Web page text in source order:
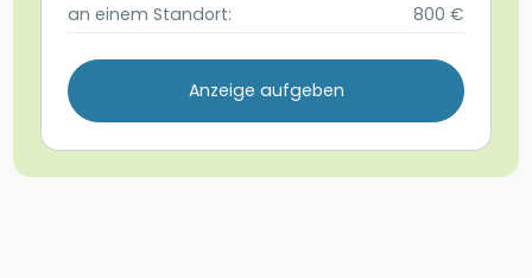
an einem Standort: 800 €
Anzeige aufgeben